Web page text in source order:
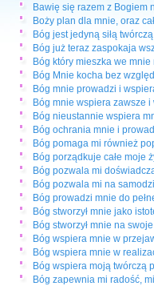
Bawię się razem z Bogiem
Boży plan dla mnie, oraz
Bóg jest jedyną siłą
Bóg już teraz zaspokaja
Bóg który mieszka we
Bóg Mnie kocha bez
Bóg mnie prowadzi i
Bóg mnie wspiera zawsze i
Bóg nieustannie wspiera
Bóg ochrania mnie i
Bóg pomaga mi również
Bóg porządkuje całe moje
Bóg pozwala mi
Bóg pozwala mi na
Bóg prowadzi mnie do
Bóg stworzył mnie jako
Bóg stworzył mnie na
Bóg wspiera mnie w
Bóg wspiera mnie w
Bóg wspiera moją twórczą
Bóg zapewnia mi radość,